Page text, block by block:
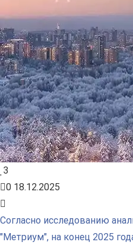
3
0 18.12.2025
Согласно исследованию
"Метриум", на конец 2025